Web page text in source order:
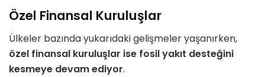
Özel Finansal Kuruluşlar
Ülkeler bazında yukarıdaki gelişmeler yaşanırken,
özel finansal kuruluşlar ise fosil yakıt desteğini
kesmeye devam ediyor.